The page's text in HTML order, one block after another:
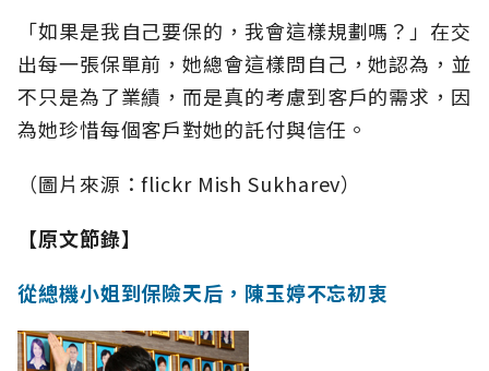
「如果是我自己要保的，我會這樣規劃嗎？」在交
出每一張保單前，她總會這樣問自己，她認為，並
不只是為了業績，而是真的考慮到客戶的需求，因
為她珍惜每個客戶對她的託付與信任。
（圖片來源：flickr Mish Sukharev）
【原文節錄】
從總機小姐到保險天后，陳玉婷不忘初衷